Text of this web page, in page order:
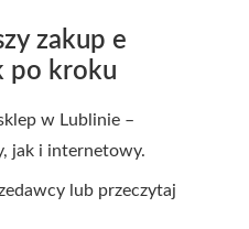
zakup e
po kroku
w Lublinie –
jak i internetowy.
lub przeczytaj